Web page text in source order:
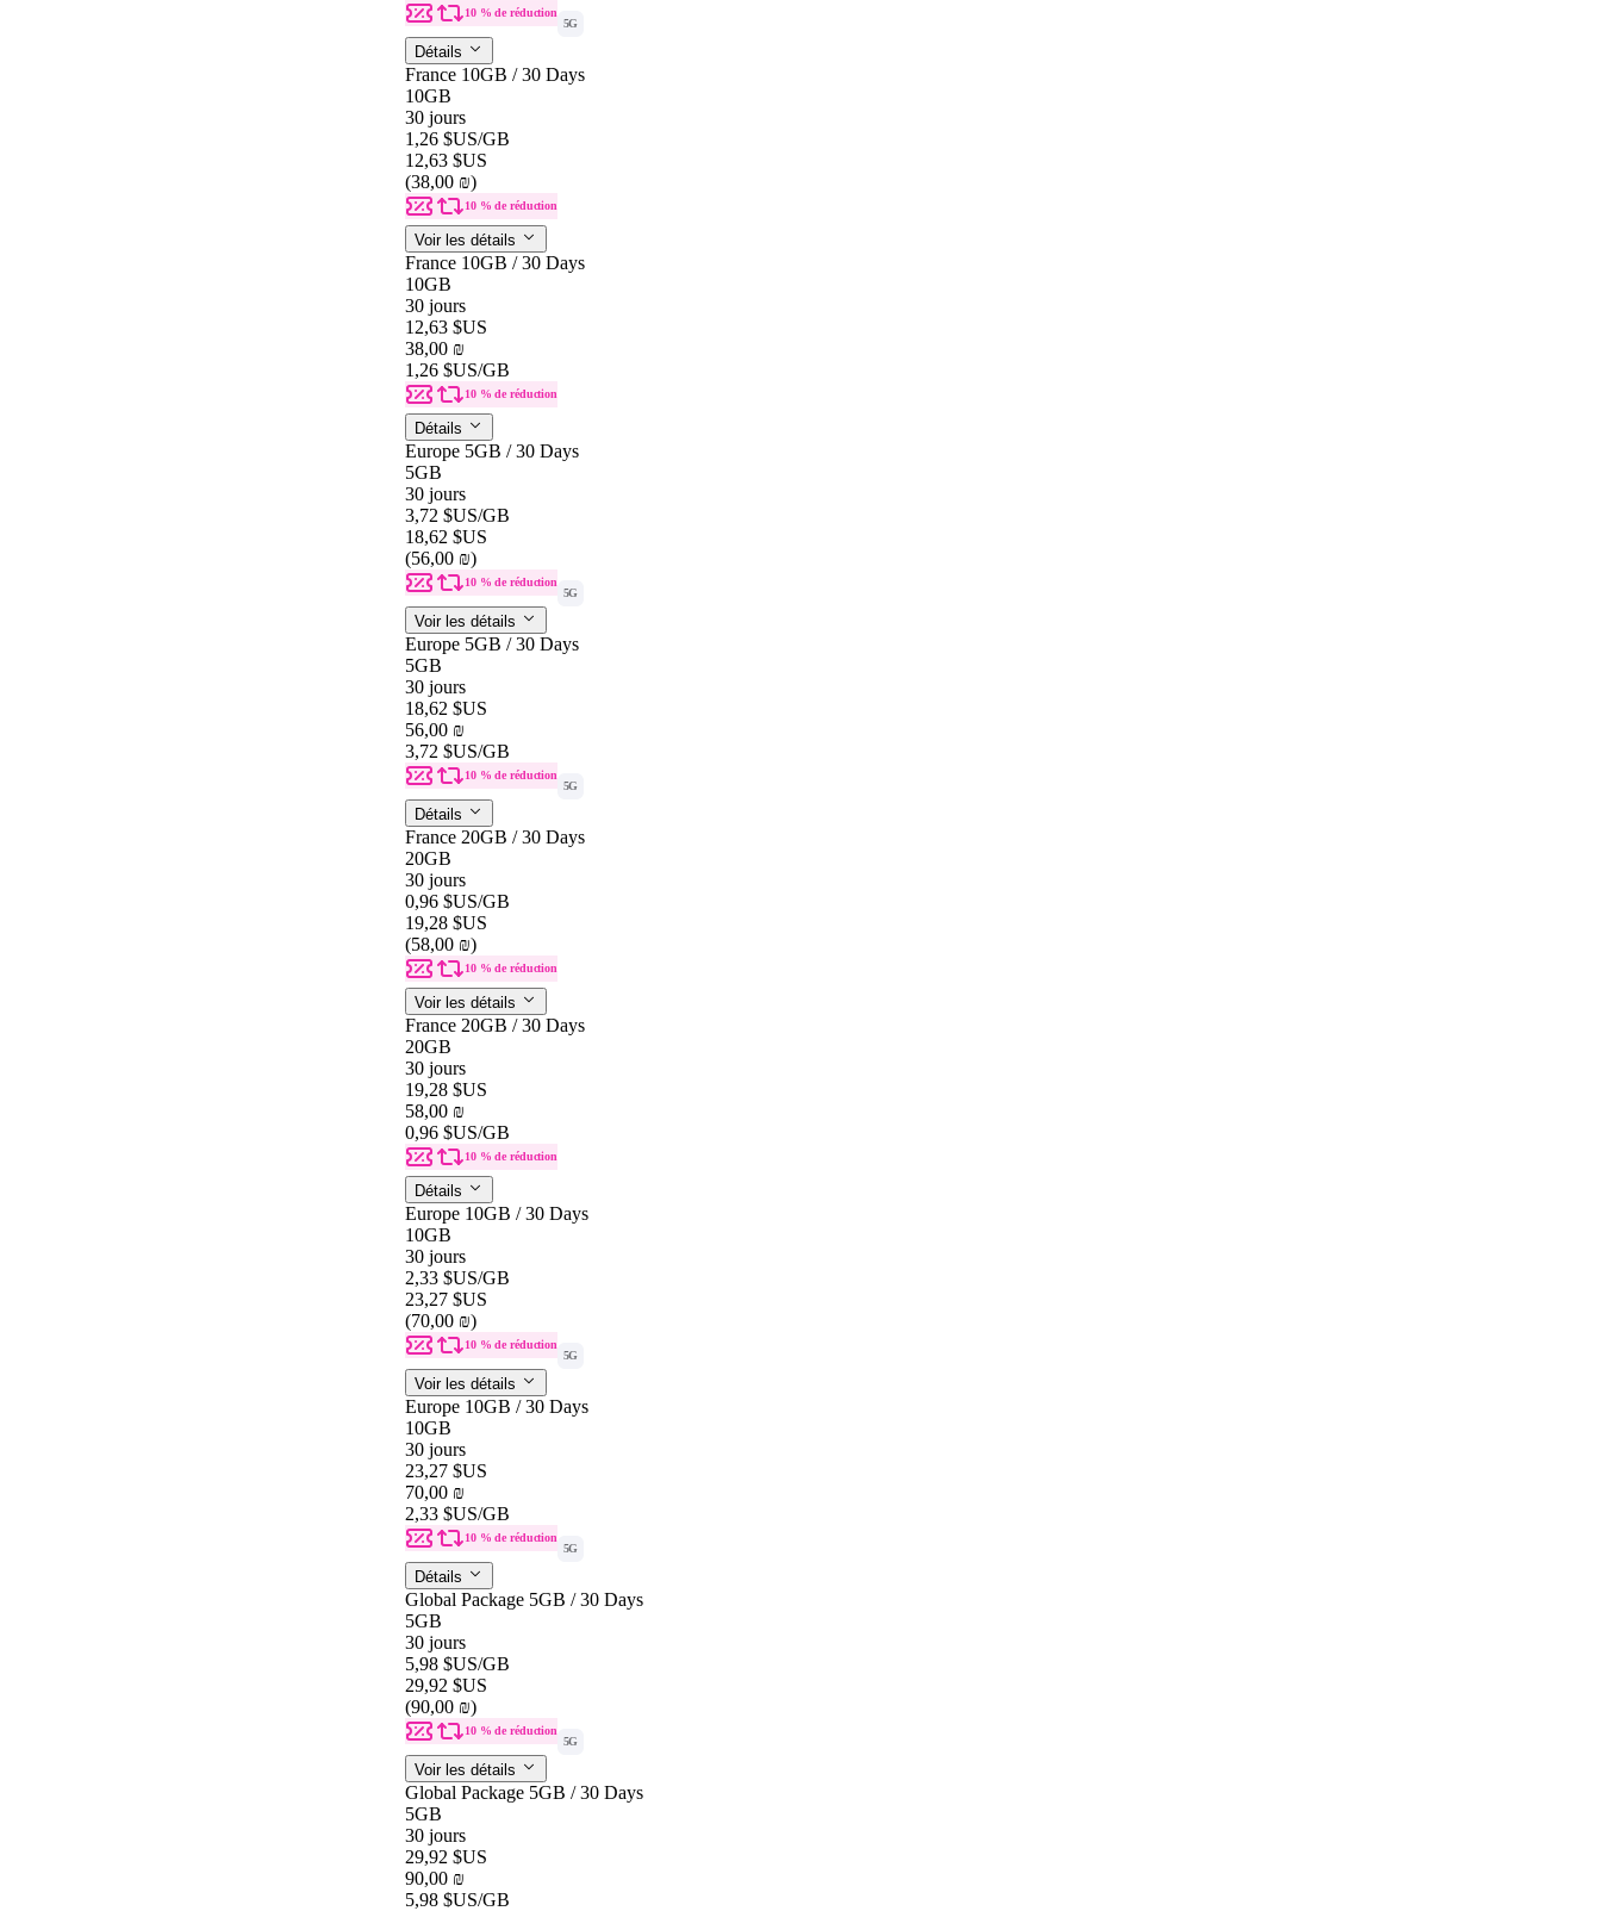
10 % de réduction
5G
Détails
France 10GB / 30 Days
10GB
30 jours
1,26 $US/GB
12,63 $US
(38,00 ₪)
10 % de réduction
Voir les détails
France 10GB / 30 Days
10GB
30 jours
12,63 $US
38,00 ₪
1,26 $US/GB
10 % de réduction
Détails
Europe 5GB / 30 Days
5GB
30 jours
3,72 $US/GB
18,62 $US
(56,00 ₪)
10 % de réduction
5G
Voir les détails
Europe 5GB / 30 Days
5GB
30 jours
18,62 $US
56,00 ₪
3,72 $US/GB
10 % de réduction
5G
Détails
France 20GB / 30 Days
20GB
30 jours
0,96 $US/GB
19,28 $US
(58,00 ₪)
10 % de réduction
Voir les détails
France 20GB / 30 Days
20GB
30 jours
19,28 $US
58,00 ₪
0,96 $US/GB
10 % de réduction
Détails
Europe 10GB / 30 Days
10GB
30 jours
2,33 $US/GB
23,27 $US
(70,00 ₪)
10 % de réduction
5G
Voir les détails
Europe 10GB / 30 Days
10GB
30 jours
23,27 $US
70,00 ₪
2,33 $US/GB
10 % de réduction
5G
Détails
Global Package 5GB / 30 Days
5GB
30 jours
5,98 $US/GB
29,92 $US
(90,00 ₪)
10 % de réduction
5G
Voir les détails
Global Package 5GB / 30 Days
5GB
30 jours
29,92 $US
90,00 ₪
5,98 $US/GB